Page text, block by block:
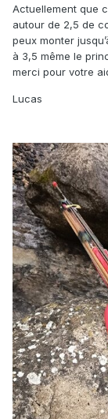
Actuellement que
autour de 2,5 de
peux monter
à 3,5 même le
merci pour votre
Lucas